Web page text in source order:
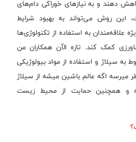
دهند و به نیازهای خوراکی دام‌های
این روش می‌تواند به بهبود شرایط
علاقه‌مندان به استفاده از تکنولوژی‌ها
کمک کند. تازه الآن همکاران من
به سیلاژ و استفاده از مواد بیولوژیکی
میرسه اگه عالم باشین میشه از سیلاژ
و همچنین حمایت از محیط زیست